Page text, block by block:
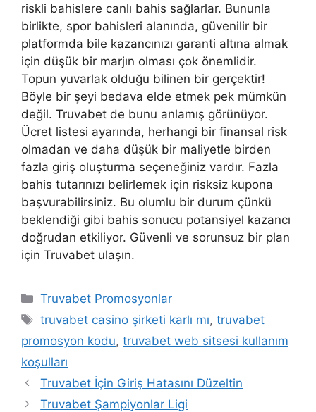
riskli bahislere canlı bahis sağlarlar. Bununla
birlikte, spor bahisleri alanında, güvenilir bir
platformda bile kazancınızı garanti altına almak
için düşük bir marjın olması çok önemlidir.
Topun yuvarlak olduğu bilinen bir gerçektir!
Böyle bir şeyi bedava elde etmek pek mümkün
değil. Truvabet de bunu anlamış görünüyor.
Ücret listesi ayarında, herhangi bir finansal risk
olmadan ve daha düşük bir maliyetle birden
fazla giriş oluşturma seçeneğiniz vardır. Fazla
bahis tutarınızı belirlemek için risksiz kupona
başvurabilirsiniz. Bu olumlu bir durum çünkü
beklendiği gibi bahis sonucu potansiyel kazancı
doğrudan etkiliyor. Güvenli ve sorunsuz bir plan
için Truvabet ulaşın.
Kategoriler
Truvabet Promosyonlar
Etiketler
truvabet casino şirketi karlı mı,truvabet
promosyon kodu, truvabet web sitsesi kullanım
koşulları
Truvabet İçin Giriş Hatasını Düzeltin
Truvabet Şampiyonlar Ligi